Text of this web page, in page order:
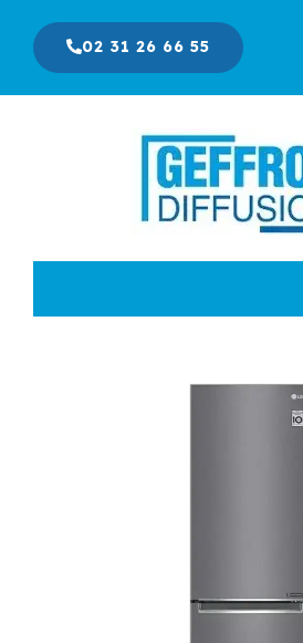
contenu
02 31 26 66 55